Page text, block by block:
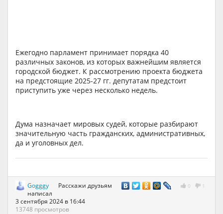
Ежегодно парламент принимает порядка 40
различных законов, из которых важнейшим является
городской бюджет. К рассмотрению проекта бюджета
на предстоящие 2025-27 гг. депутатам предстоит
приступить уже через несколько недель.
Дума назначает мировых судей, которые разбирают
значительную часть гражданских, административных,
да и уголовных дел.
Расскажи друзьям 0 1
Gogggy
написал
3 сентября 2024 в 16:44
13748 просмотров